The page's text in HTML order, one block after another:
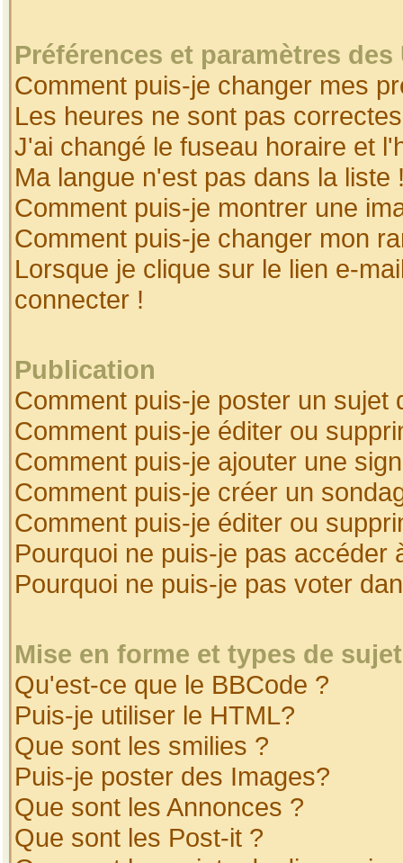
Préférences et paramètres
Comment puis-je changer mes
Les heures ne sont pas
J'ai changé le fuseau horaire et
Ma langue n'est pas dans la liste
Comment puis-je montrer une
Comment puis-je changer mon
Lorsque je clique sur le lien e-
connecter !
Publication
Comment puis-je poster un sujet
Comment puis-je éditer ou
Comment puis-je ajouter une
Comment puis-je créer un
Comment puis-je éditer ou
Pourquoi ne puis-je pas accéder
Pourquoi ne puis-je pas voter
Mise en forme et types de
Qu'est-ce que le BBCode ?
Puis-je utiliser le HTML?
Que sont les smilies ?
Puis-je poster des Images?
Que sont les Annonces ?
Que sont les Post-it ?